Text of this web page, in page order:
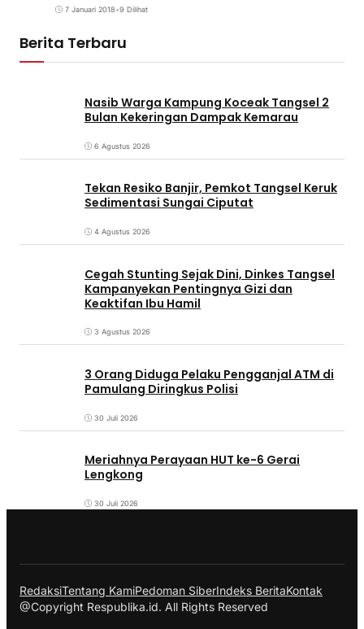
7 Januari 2018•9 Dilihat
Berita Terbaru
Nasib Warga Kampung Koceak Tangsel 2
Bulan Kekeringan Dampak Kemarau
6 Agustus 2026
Tekan Resiko Banjir, Pemkot Tangsel Keruk
Sedimentasi Sungai Ciputat
4 Agustus 2026
Cegah Stunting Sejak Dini, Dinkes Tangsel
Kampanyekan Pentingnya Gizi dan
Keaktifan Ibu Hamil
3 Agustus 2026
3 Orang Diduga Pelaku Pengganjal ATM di
Pamulang Diringkus Polisi
30 Juli 2026
Meriahnya Perayaan HUT ke-6 Gerai
Lengkong
30 Juli 2026
RedaksiTentang KamiPedoman SiberIndeks BeritaKontak
@Copyright Respublika.id. All Rights Reserved